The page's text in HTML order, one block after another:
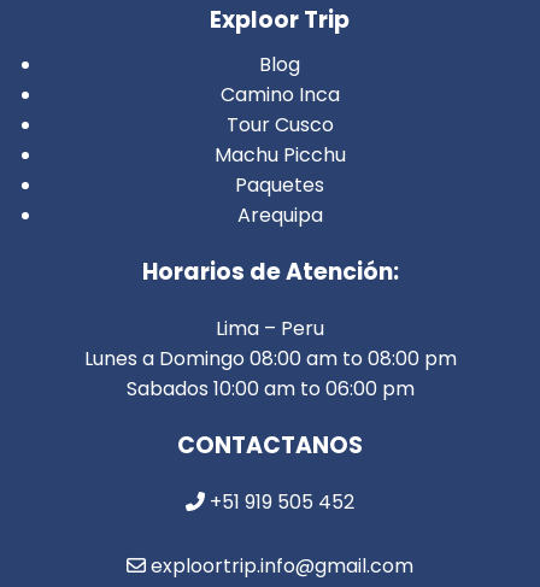
Exploor Trip
Blog
Camino Inca
Tour Cusco
Machu Picchu
Paquetes
Arequipa
Horarios de Atención:
Lima – Peru
Lunes a Domingo 08:00 am to 08:00 pm
Sabados 10:00 am to 06:00 pm
CONTACTANOS
+51 919 505 452
exploortrip.info@gmail.com